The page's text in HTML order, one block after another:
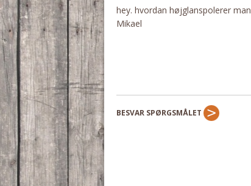
hey. hvordan højglanspolerer
Mikael
BESVAR SPØRGSMÅLET